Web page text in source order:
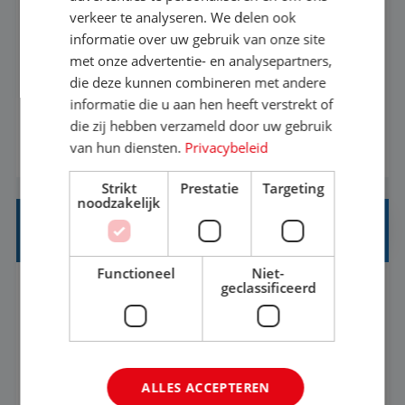
Heb jij een passie voor reizen en reis je graag af
naar de mooiste plekken van de wereld? Mooi!
Dan is de basis goed. Zie je het als een uitdaging
om anderen te inspireren en ondersteunen met
het samenstellen en boeken van de perfecte
vakantie en is verkopen je tweede natuur? Al
deze onderdelen zijn nu samen gevoegd...
BEKIJK VACATURE
HEAD OF SOCIAL STRATEGY
own TUI's global social strategy across organic,
verkeer te analyseren. We delen ook
informatie over uw gebruik van onze site
met onze advertentie- en analysepartners,
die deze kunnen combineren met andere
informatie die u aan hen heeft verstrekt of
die zij hebben verzameld door uw gebruik
van hun diensten. Privacybeleid
Strikt
noodzakelijk
Prestatie Targeting
Functioneel
Niet-
geclassificeerd
ALLES ACCEPTEREN